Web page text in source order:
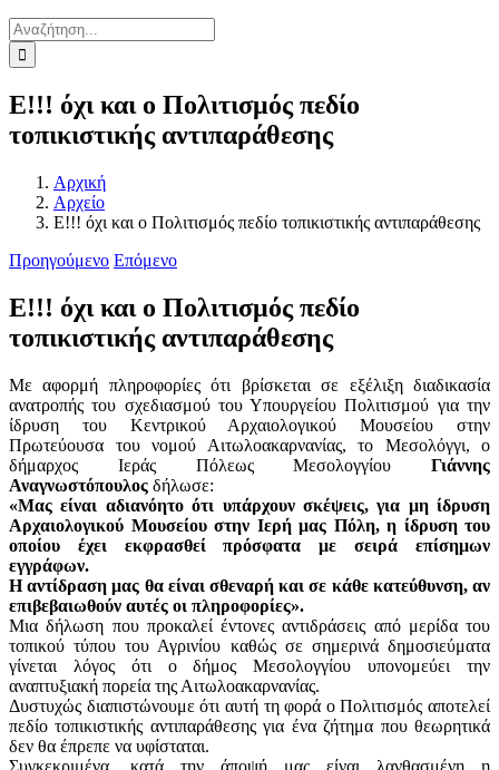
Αναζήτηση
για:
Ε!!! όχι και ο Πολιτισμός πεδίο
τοπικιστικής αντιπαράθεσης
Αρχική
Αρχείο
Ε!!! όχι και ο Πολιτισμός πεδίο τοπικιστικής αντιπαράθεσης
Προηγούμενο Επόμενο
Ε!!! όχι και ο Πολιτισμός πεδίο
τοπικιστικής αντιπαράθεσης
Με αφορμή πληροφορίες ότι βρίσκεται σε εξέλιξη διαδικασία
ανατροπής του σχεδιασμού του Υπουργείου Πολιτισμού για την
ίδρυση του Κεντρικού Αρχαιολογικού Μουσείου στην
Πρωτεύουσα του νομού Αιτωλοακαρνανίας, το Μεσολόγγι, ο
δήμαρχος Ιεράς Πόλεως Μεσολογγίου Γιάννης
Αναγνωστόπουλος δήλωσε:
«Μας είναι αδιανόητο ότι υπάρχουν σκέψεις, για μη ίδρυση
Αρχαιολογικού Μουσείου στην Ιερή μας Πόλη, η ίδρυση του
οποίου έχει εκφρασθεί πρόσφατα με σειρά επίσημων
εγγράφων.
Η αντίδραση μας θα είναι σθεναρή και σε κάθε κατεύθυνση, αν
επιβεβαιωθούν αυτές οι πληροφορίες».
Μια δήλωση που προκαλεί έντονες αντιδράσεις από μερίδα του
τοπικού τύπου του Αγρινίου καθώς σε σημερινά δημοσιεύματα
γίνεται λόγος ότι ο δήμος Μεσολογγίου υπονομεύει την
αναπτυξιακή πορεία της Αιτωλοακαρνανίας.
Δυστυχώς διαπιστώνουμε ότι αυτή τη φορά ο Πολιτισμός αποτελεί
πεδίο τοπικιστικής αντιπαράθεσης για ένα ζήτημα που θεωρητικά
δεν θα έπρεπε να υφίσταται.
Συγκεκριμένα, κατά την άποψή μας είναι λανθασμένη η